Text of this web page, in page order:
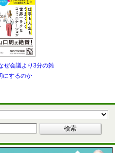
ぜ会議より3分の雑
にするのか